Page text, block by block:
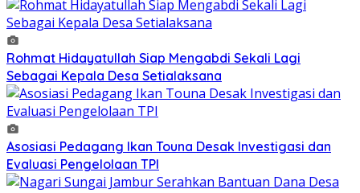
Rohmat Hidayatullah Siap Mengabdi Sekali Lagi
Sebagai Kepala Desa Setialaksana
Asosiasi Pedagang Ikan Touna Desak Investigasi dan
Evaluasi Pengelolaan TPI